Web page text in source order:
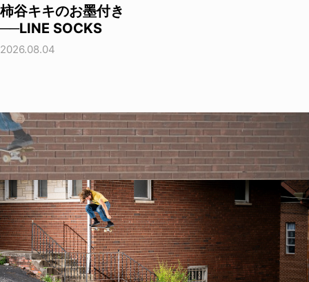
柿谷キキのお墨付き
──LINE SOCKS
2026.08.04